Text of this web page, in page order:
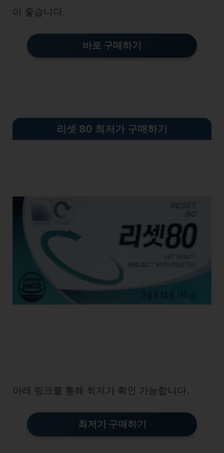
이 좋습니다.
바로 구매하기
리셋 80 최저가 구매하기
아래 링크를 통해 최저가 확인 가능합니다.
최저가 구매하기